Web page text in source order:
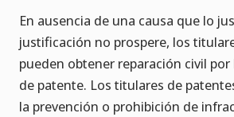
En ausencia de una causa que lo
justificación no prospere, los
pueden obtener reparación civil
de patente. Los titulares de
la prevención o prohibición de